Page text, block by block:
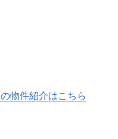
物件紹介はこちら